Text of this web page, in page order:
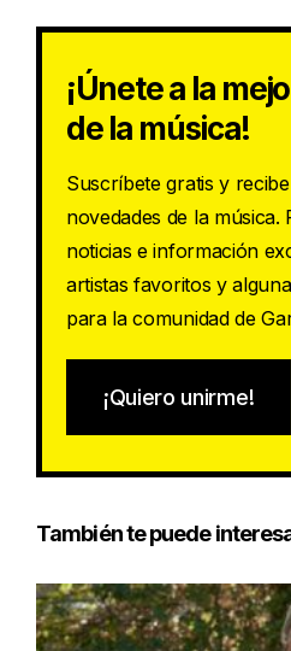
¡Únete a la
de la música!
Suscríbete gratis y
novedades de la música.
noticias e información
artistas favoritos y
para la comunidad de
¡Quiero unirme!
También te puede